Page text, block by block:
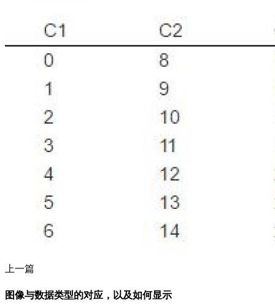
上一篇
图像与数据类型的对应，以及如何显示